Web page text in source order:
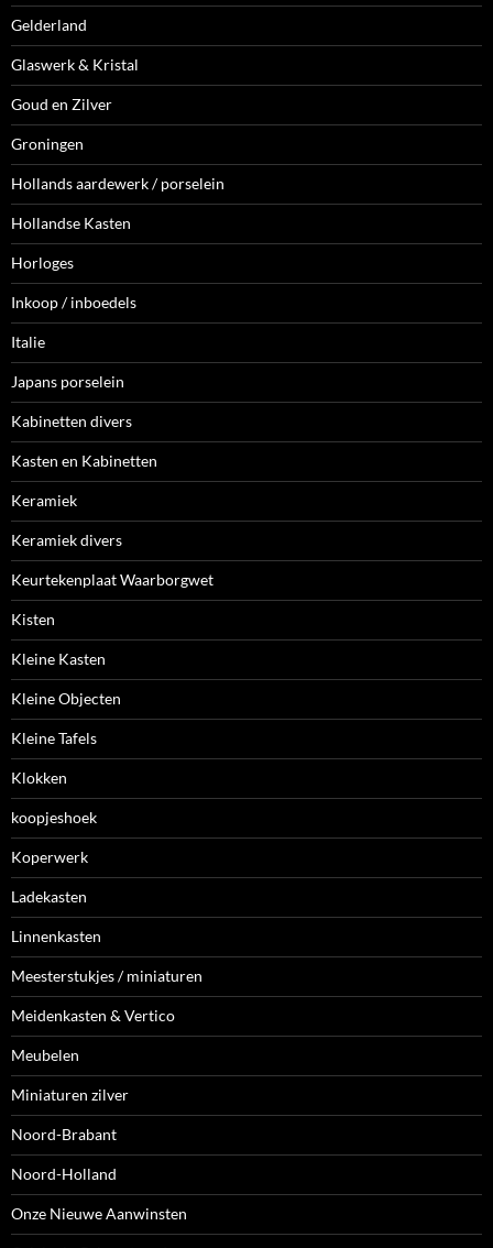
Gelderland
Glaswerk & Kristal
Goud en Zilver
Groningen
Hollands aardewerk / porselein
Hollandse Kasten
Horloges
Inkoop / inboedels
Italie
Japans porselein
Kabinetten divers
Kasten en Kabinetten
Keramiek
Keramiek divers
Keurtekenplaat Waarborgwet
Kisten
Kleine Kasten
Kleine Objecten
Kleine Tafels
Klokken
koopjeshoek
Koperwerk
Ladekasten
Linnenkasten
Meesterstukjes / miniaturen
Meidenkasten & Vertico
Meubelen
Miniaturen zilver
Noord-Brabant
Noord-Holland
Onze Nieuwe Aanwinsten